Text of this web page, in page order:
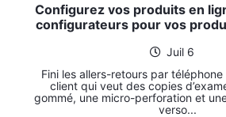
Configurez vos produits en
configurateurs pour vos
Juil 6
Fini les allers-retours par
client qui veut des copies
gommé, une micro-perforation et
verso...